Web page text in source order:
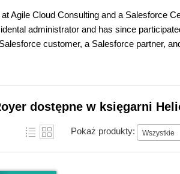
Agile Cloud Consulting and a Salesforce
administrator and has since
customer, a Salesforce partner,
dostępne w księgarni
Pokaż produkty: Wszystkie